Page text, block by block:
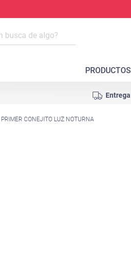
PRODUCTOS
Entrega
PRIMER CONEJITO LUZ NOTURNA